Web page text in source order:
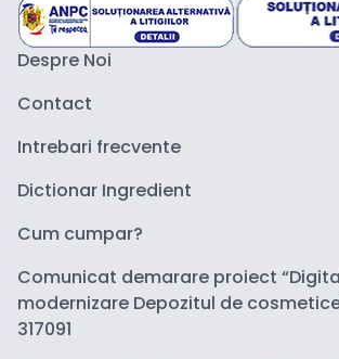
Despre Noi
Contact
Intrebari frecvente
Dictionar Ingredient
Cum cumpar?
Comunicat demarare proiect
modernizare Depozitul de
317091